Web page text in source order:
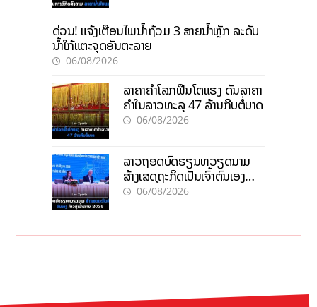
ດ່ວນ! ແຈ້ງເຕືອນໄພນໍ້າຖ້ວມ 3 ສາຍນໍ້າຫຼັກ ລະດັບ
ນໍ້າໃກ້ແຕະຈຸດອັນຕະລາຍ
06/08/2026
ລາຄາຄຳໂລກຟື້ນໂຕແຮງ ດັນລາຄາ
ຄຳໃນລາວທະລຸ 47 ລ້ານກີບຕໍ່ບາດ
06/08/2026
ລາວຖອດບົດຮຽນຫວຽດນາມ
ສ້າງເສດຖະກິດເປັນເຈົ້າຕົນເອງ
ກ້າວສູ່ເປົ້າໝາຍ 2035
06/08/2026